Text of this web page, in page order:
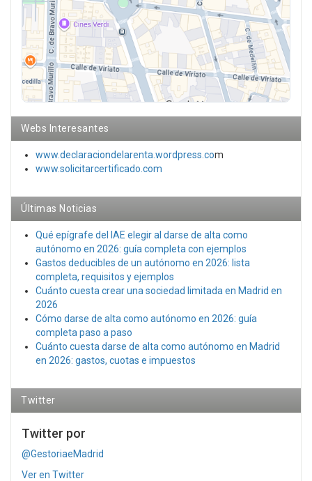
Webs Interesantes
www.declaraciondelarenta.wordpress.com
www.solicitarcertificado.com
Últimas Noticias
Qué epígrafe del IAE elegir al darse de alta como
autónomo en 2026: guía completa con ejemplos
Gastos deducibles de un autónomo en 2026: lista
completa, requisitos y ejemplos
Cuánto cuesta crear una sociedad limitada en Madrid en
2026
Cómo darse de alta como autónomo en 2026: guía
completa paso a paso
Cuánto cuesta darse de alta como autónomo en Madrid
en 2026: gastos, cuotas e impuestos
Twitter
Twitter por
@GestoriaeMadrid
Ver en Twitter